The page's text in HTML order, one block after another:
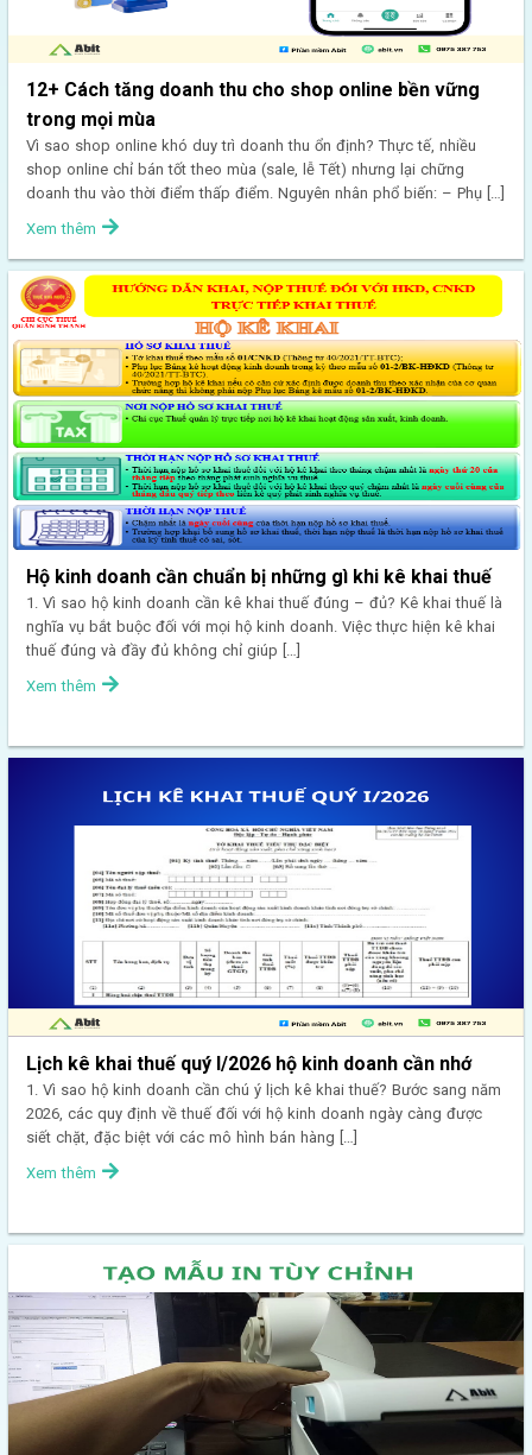
12+ Cách tăng doanh thu cho shop online bền vững
trong mọi mùa
Vì sao shop online khó duy trì doanh thu ổn định? Thực tế, nhiều
shop online chỉ bán tốt theo mùa (sale, lễ Tết) nhưng lại chững
doanh thu vào thời điểm thấp điểm. Nguyên nhân phổ biến: – Phụ […]
Xem thêm
Hộ kinh doanh cần chuẩn bị những gì khi kê khai thuế
1. Vì sao hộ kinh doanh cần kê khai thuế đúng – đủ? Kê khai thuế là
nghĩa vụ bắt buộc đối với mọi hộ kinh doanh. Việc thực hiện kê khai
thuế đúng và đầy đủ không chỉ giúp […]
Xem thêm
Lịch kê khai thuế quý I/2026 hộ kinh doanh cần nhớ
1. Vì sao hộ kinh doanh cần chú ý lịch kê khai thuế? Bước sang năm
2026, các quy định về thuế đối với hộ kinh doanh ngày càng được
siết chặt, đặc biệt với các mô hình bán hàng […]
Xem thêm